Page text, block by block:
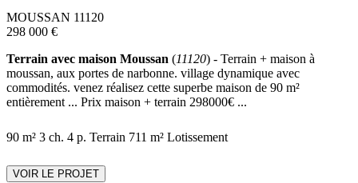
MOUSSAN 11120
298 000 €
Terrain avec maison Moussan (11120) - Terrain + maison à
moussan, aux portes de narbonne. village dynamique avec
commodités. venez réalisez cette superbe maison de 90 m²
entièrement ... Prix maison + terrain 298000€ ...
90 m² 3 ch. 4 p. Terrain 711 m² Lotissement
VOIR LE PROJET